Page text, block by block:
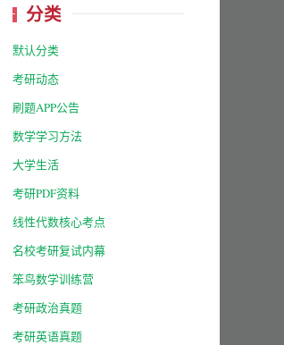
分类
默认分类
考研动态
刷题APP公告
数学学习方法
大学生活
考研PDF资料
线性代数核心考点
名校考研复试内幕
笨鸟数学训练营
考研政治真题
考研英语真题